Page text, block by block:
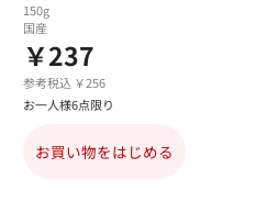
150g
国産
￥237
参考税込 ￥256
お一人様6点限り
お買い物をはじめる